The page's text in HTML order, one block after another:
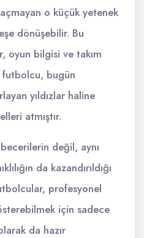
o küçük yetenek
dönüşebilir. Bu
oyun bilgisi ve takım
futbolcu, bugün
yıldızlar haline
atmıştır.
değil, aynı
da kazandırıldığı
profesyonel
için sadece
da hazır